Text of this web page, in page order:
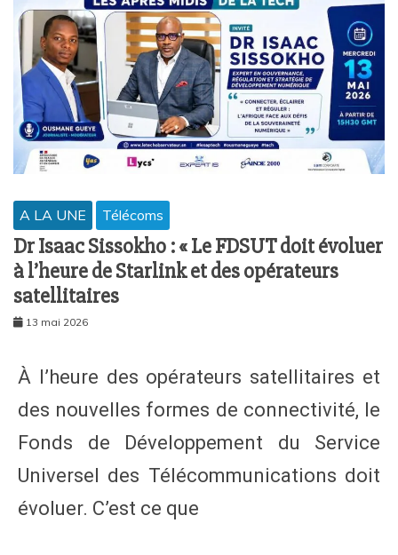
A LA UNE Télécoms
Dr Isaac Sissokho : « Le FDSUT doit évoluer
à l’heure de Starlink et des opérateurs
satellitaires
13 mai 2026
À l’heure des opérateurs satellitaires et
des nouvelles formes de connectivité, le
Fonds de Développement du Service
Universel des Télécommunications doit
évoluer. C’est ce que